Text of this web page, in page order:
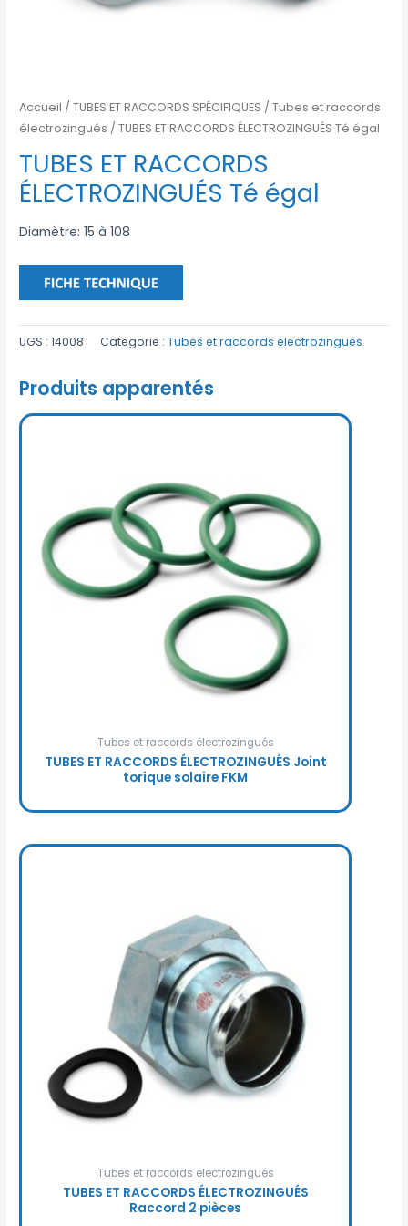
Accueil /TUBES ET RACCORDS SPÉCIFIQUES /Tubes et raccords
électrozingués / TUBES ET RACCORDS ÉLECTROZINGUÉS Té égal
TUBES ET RACCORDS
ÉLECTROZINGUÉS Té égal
Diamètre: 15 à 108
UGS :14008 Catégorie :Tubes et raccords électrozingués
Produits apparentés
Tubes et raccords électrozingués
TUBES ET RACCORDS ÉLECTROZINGUÉS Joint
torique solaire FKM
Tubes et raccords électrozingués
TUBES ET RACCORDS ÉLECTROZINGUÉS
Raccord 2 pièces